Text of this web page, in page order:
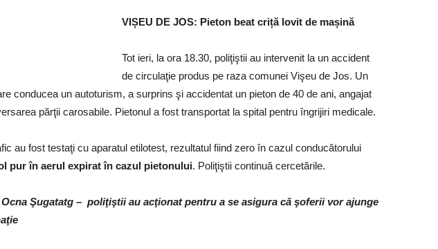
VIȘEU DE JOS: Pieton beat criță lovit de mașină
Tot ieri, la ora 18.30, poliţiştii au intervenit la un accident
de circulaţie produs pe raza comunei Vişeu de Jos. Un
conducea un autoturism, a surprins şi accidentat un pieton de 40 de ani, angajat
părţii carosabile. Pietonul a fost transportat la spital pentru îngrijiri medicale.
au fost testaţi cu aparatul etilotest, rezultatul fiind zero în cazul conducătorului
pur în aerul expirat în cazul pietonului. Poliţiştii continuă cercetările.
Şugatatg – poliţiştii au acţionat pentru a se asigura că şoferii vor ajunge